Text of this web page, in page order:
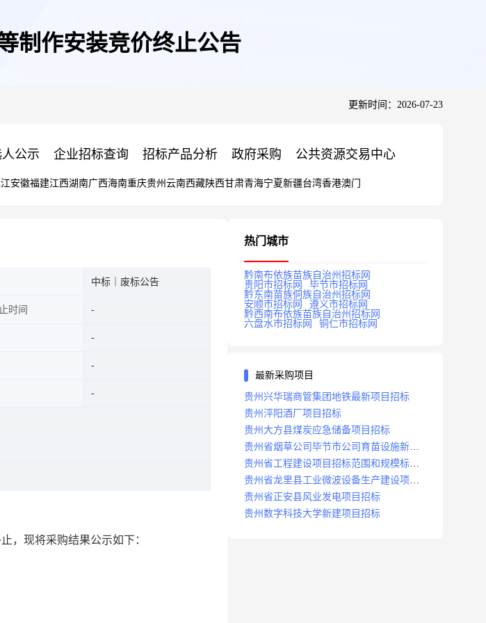
制作安装竞价终止公告
更新时间：2026-07-23
公示 企业招标查询 招标产品分析 政府采购 公共资源交易中心
安徽福建江西湖南广西海南重庆贵州 云南西藏陕西甘肃青海宁夏新疆台湾香港澳门
中标｜废标公告
时间
，现将采购结果公示如下：
热门城市
黔南布依族苗族自治州招标网
贵阳市招标网
毕节市招标网
黔东南苗族侗族自治州招标网
安顺市招标网
遵义市招标网
黔西南布依族苗族自治州招标网
六盘水市招标网
铜仁市招标网
最新采购项目
贵州兴华瑞商管集团地铁最新项目招标
贵州泙阳酒厂项目招标
贵州大方县煤炭应急储备项目招标
贵州省烟草公司毕节市公司育苗设施新建
及修复项目招标公告
贵州省工程建设项目招标范围和规模标准
规定
贵州省龙里县工业微波设备生产建设项目
招标
贵州省正安县风业发电项目招标
贵州数字科技大学新建项目招标